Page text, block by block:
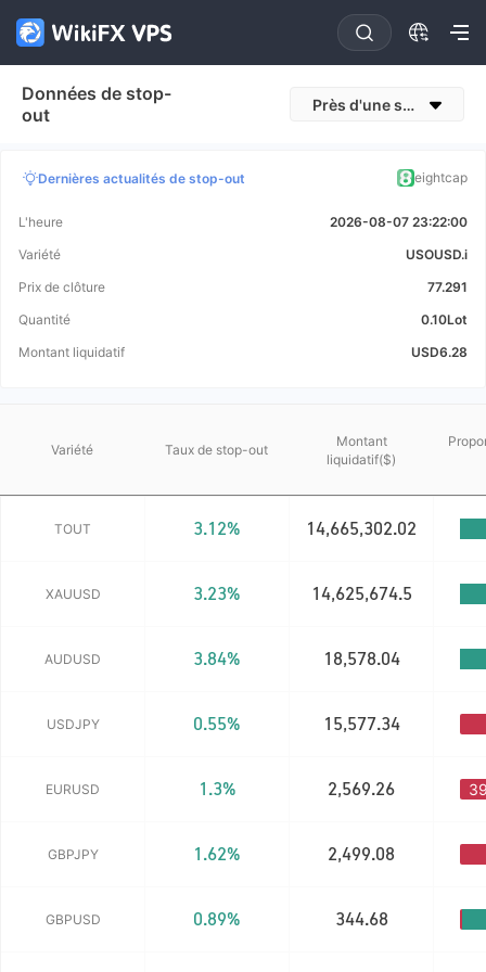
Données de stop-
out
Près d'une semaine
Dernières actualités de stop-out eightcap
L'heure
2026-08-07 23:22:00
Variété
USOUSD.i
Prix de clôture
77.291
Quantité
0.10Lot
Montant liquidatif
USD6.28
Variété Taux de stop-out
Montant
liquidatif($)
TOUT 3.12% 14,665,302.02
XAUUSD 3.23% 14,625,674.5
AUDUSD 3.84% 18,578.04
USDJPY 0.55% 15,577.34
EURUSD 1.3% 2,569.26
GBPJPY 1.62% 2,499.08
GBPUSD 0.89% 344.68